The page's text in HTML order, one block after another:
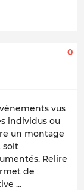
0
vus
individus ou
un montage
soit
Relire
de
...